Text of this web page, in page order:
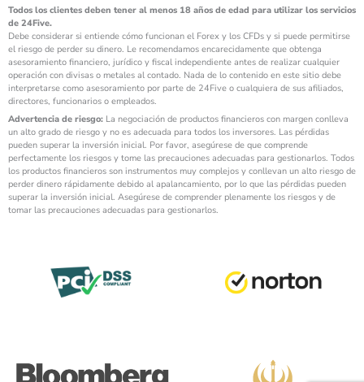
Todos los clientes deben tener al menos 18 años de edad para utilizar los servicios
de 24Five.
Debe considerar si entiende cómo funcionan el Forex y los CFDs y si puede permitirse
el riesgo de perder su dinero. Le recomendamos encarecidamente que obtenga
asesoramiento financiero, jurídico y fiscal independiente antes de realizar cualquier
operación con divisas o metales al contado. Nada de lo contenido en este sitio debe
interpretarse como asesoramiento por parte de 24Five o cualquiera de sus afiliados,
directores, funcionarios o empleados.
Advertencia de riesgo: La negociación de productos financieros con margen conlleva
un alto grado de riesgo y no es adecuada para todos los inversores. Las pérdidas
pueden superar la inversión inicial. Por favor, asegúrese de que comprende
perfectamente los riesgos y tome las precauciones adecuadas para gestionarlos. Todos
los productos financieros son instrumentos muy complejos y conllevan un alto riesgo de
perder dinero rápidamente debido al apalancamiento, por lo que las pérdidas pueden
superar la inversión inicial. Asegúrese de comprender plenamente los riesgos y de
tomar las precauciones adecuadas para gestionarlos.